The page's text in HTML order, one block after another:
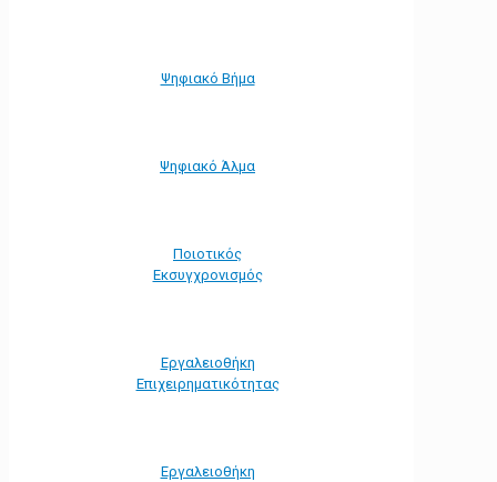
Ψηφιακό Βήμα
Ψηφιακό Άλμα
Ποιοτικός
Εκσυγχρονισμός
Εργαλειοθήκη
Eπιχειρηματικότητας
Εργαλειοθήκη